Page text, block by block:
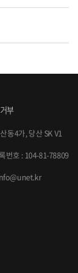
부
동4가, 당산 SK V1
번호 : 104-81-78809